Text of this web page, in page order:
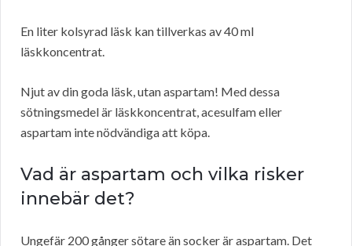
En liter kolsyrad läsk kan tillverkas av 40 ml
läskkoncentrat.
Njut av din goda läsk, utan aspartam! Med dessa
sötningsmedel är läskkoncentrat, acesulfam eller
aspartam inte nödvändiga att köpa.
Vad är aspartam och vilka risker
innebär det?
Ungefär 200 gånger sötare än socker är aspartam. Det